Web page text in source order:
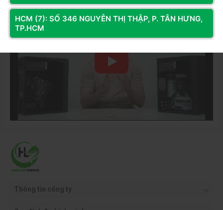
Thông tin công ty
HCM (7): SỐ 346 NGUYỄN THỊ THẬP, P. TÂN HƯNG,
TP.HCM